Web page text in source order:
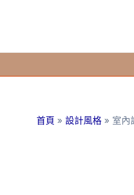
要
首頁 設計風格 室內